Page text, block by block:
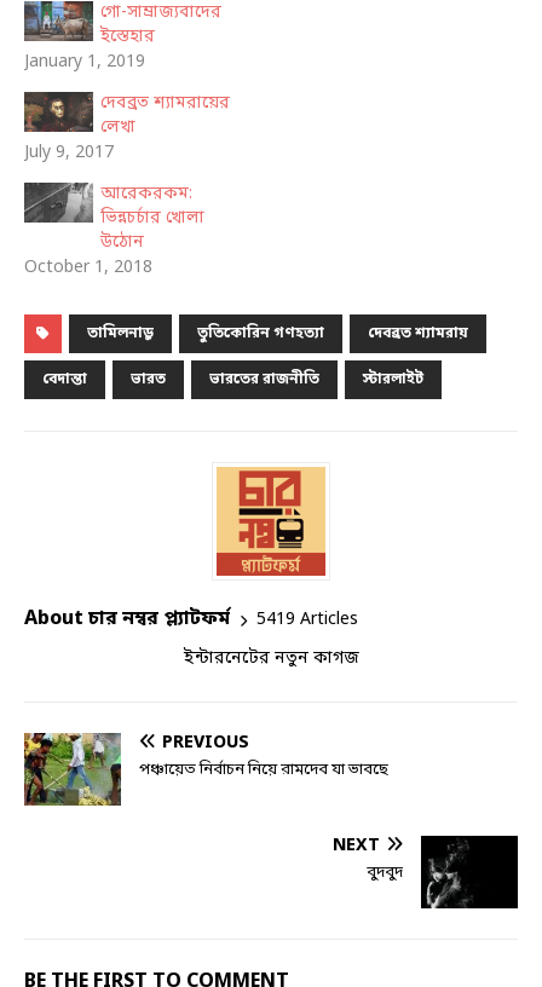
গো-সাম্রাজ্যবাদের
ইস্তেহার
January 1, 2019
দেবব্রত শ্যামরায়ের
লেখা
July 9, 2017
আরেকরকম:
ভিন্নচর্চার খোলা
উঠোন
October 1, 2018
তামিলনাড়ু তুতিকোরিন গণহত্যা দেবব্রত শ্যামরায়
বেদান্তা ভারত ভারতের রাজনীতি স্টারলাইট
About চার নম্বর প্ল্যাটফর্ম
5419 Articles
ইন্টারনেটের নতুন কাগজ
PREVIOUS
পঞ্চায়েত নির্বাচন নিয়ে রামদেব যা ভাবছে
NEXT
বুদবুদ